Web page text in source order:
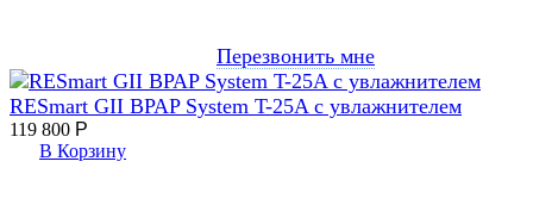
Перезвонить мне
RESmart GII BPAP System T-25A с увлажнителем
119 800 Р
В Корзину